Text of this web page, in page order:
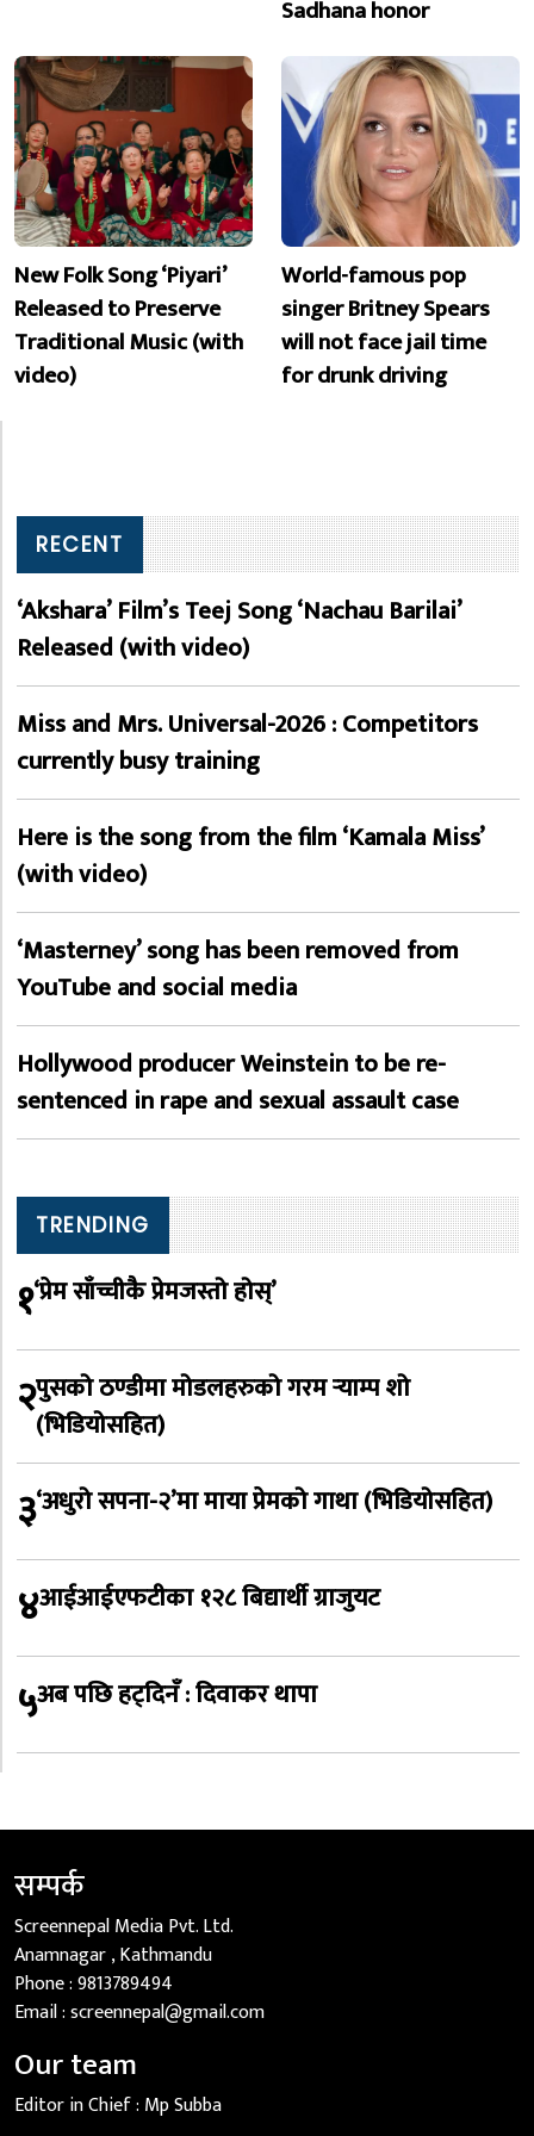
Sadhana honor
New Folk Song ‘Piyari’
Released to Preserve
Traditional Music (with
video)
World-famous pop
singer Britney Spears
will not face jail time
for drunk driving
RECENT
‘Akshara’ Film’s Teej Song ‘Nachau Barilai’
Released (with video)
Miss and Mrs. Universal-2026 : Competitors
currently busy training
Here is the song from the film ‘Kamala Miss’
(with video)
‘Masterney’ song has been removed from
YouTube and social media
Hollywood producer Weinstein to be re-
sentenced in rape and sexual assault case
TRENDING
१‘प्रेम साँच्चीकै प्रेमजस्तो होस्’
२पुसको ठण्डीमा मोडलहरुको गरम र्‍याम्प शो
(भिडियोसहित)
३‘अधुरो सपना-२’मा माया प्रेमको गाथा (भिडियोसहित)
४आईआईएफटीका १२८ बिद्यार्थी ग्राजुयट
५अब पछि हट्दिनँ : दिवाकर थापा
सम्पर्क
Screennepal Media Pvt. Ltd.
Anamnagar , Kathmandu
Phone :9813789494
Email :screennepal@gmail.com
Our team
Editor in Chief : Mp Subba